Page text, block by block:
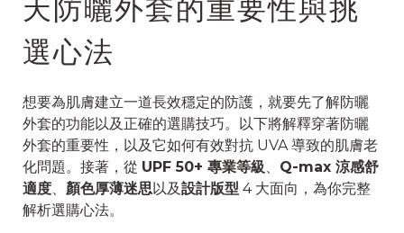
天防曬外套的重要性與挑
選心法
想要為肌膚建立一道長效穩定的防護，就要先了解防曬
外套的功能以及正確的選購技巧。以下將解釋穿著防曬
外套的重要性，以及它如何有效對抗 UVA 導致的肌膚老
化問題。接著，從 UPF 50+ 專業等級
Q-max 涼感舒
適度
顏色厚薄迷思以及設計版型 4 大面向，為你完整
解析選購心法。